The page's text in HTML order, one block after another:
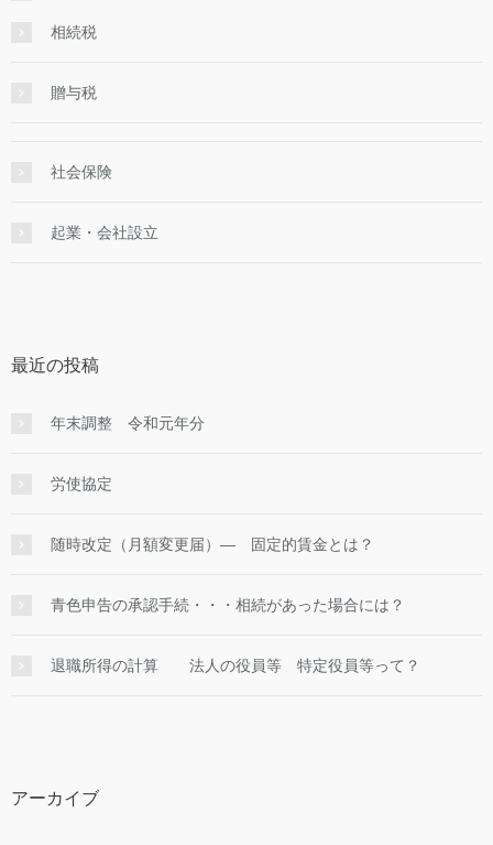
相続税
贈与税
社会保険
起業・会社設立
最近の投稿
年末調整 令和元年分
労使協定
随時改定（月額変更届）― 固定的賃金とは？
青色申告の承認手続・・・相続があった場合には？
退職所得の計算 法人の役員等 特定役員等って？
アーカイブ